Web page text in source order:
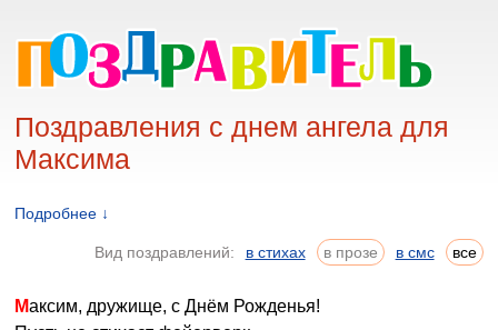
Поздравления с днем ангела для
Максима
Подробнее ↓
Вид поздравлений: в стихах в прозе в смс все
Максим, дружище, с Днём Рожденья!